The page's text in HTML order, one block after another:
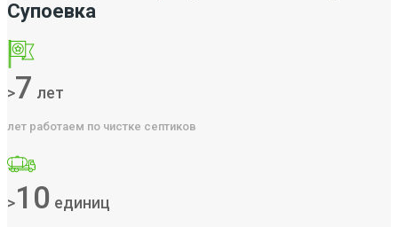
Супоевка
>7 лет
лет работаем по чистке септиков
>10 единиц